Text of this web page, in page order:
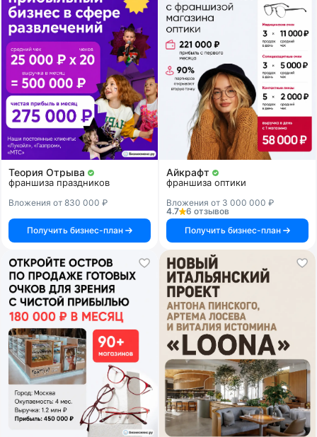
Теория Отрыва
франшиза праздников
Вложения от 830 000 ₽
Получить бизнес-план
Айкрафт
франшиза оптики
Вложения от 3 000 000 ₽
4.7
6 отзывов
Получить бизнес-план